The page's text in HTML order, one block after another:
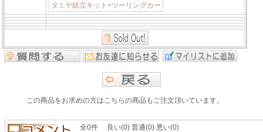
タミヤ組立キット>ツーリングカー
この商品をお求めの方はこちらの商品もご注文頂いています。
全0件 良い(0) 普通(0) 悪い(0)